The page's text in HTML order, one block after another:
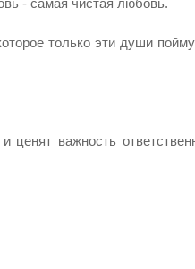
- самая чистая любовь.
только эти души
важность